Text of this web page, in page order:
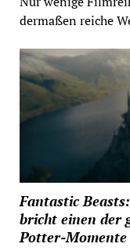
dermaßen reiche
Fantastic
bricht einen der
Potter-